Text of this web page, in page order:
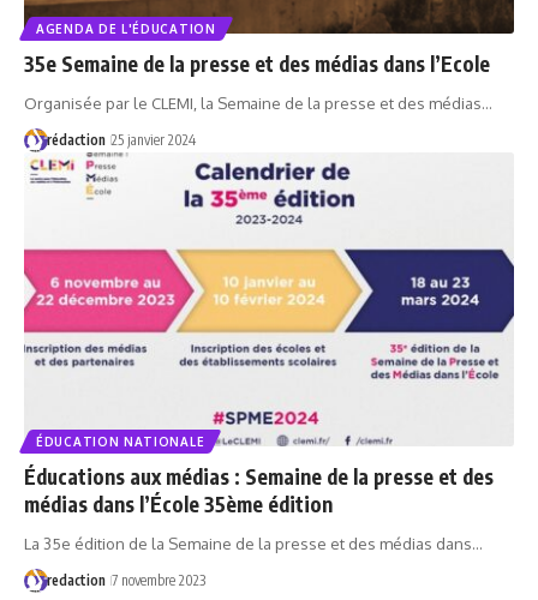
AGENDA DE L'ÉDUCATION
35e Semaine de la presse et des médias dans l’Ecole
Organisée par le CLEMI, la Semaine de la presse et des médias…
rédaction 25 janvier 2024
ÉDUCATION NATIONALE
Éducations aux médias : Semaine de la presse et des
médias dans l’École 35ème édition
La 35e édition de la Semaine de la presse et des médias dans…
redaction 7 novembre 2023